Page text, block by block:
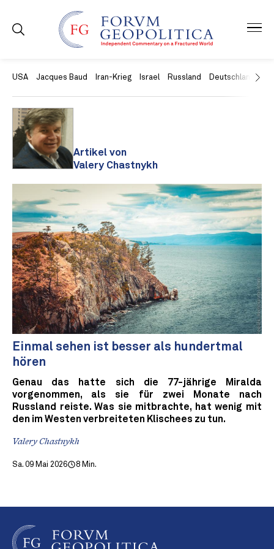
USA Jacques Baud Iran-Krieg Israel Russland Deutschland
Artikel von
Valery Chastnykh
Einmal sehen ist besser als hundertmal
hören
Genau das hatte sich die 77-jährige Miralda
vorgenommen, als sie für zwei Monate nach
Russland reiste. Was sie mitbrachte, hat wenig mit
den im Westen verbreiteten Klischees zu tun.
Valery Chastnykh
Sa. 09 Mai 2026 8 Min.